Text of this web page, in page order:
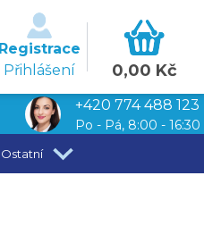
Registrace
Přihlášení
0,00 Kč
+420 774 488 123
Po - Pá, 8:00 - 16:30
Ostatní